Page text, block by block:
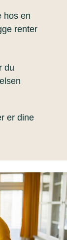
hos en
renter
du
er dine